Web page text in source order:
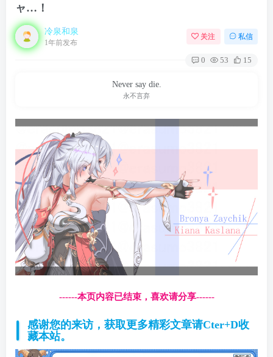
ャ…！
冷泉和泉
1年前发布
关注 私信
0 53 15
Never say die.
永不言弃
------本页内容已结束，喜欢请分享------
感谢您的来访，获取更多精彩文章请Cter+D收
藏本站。